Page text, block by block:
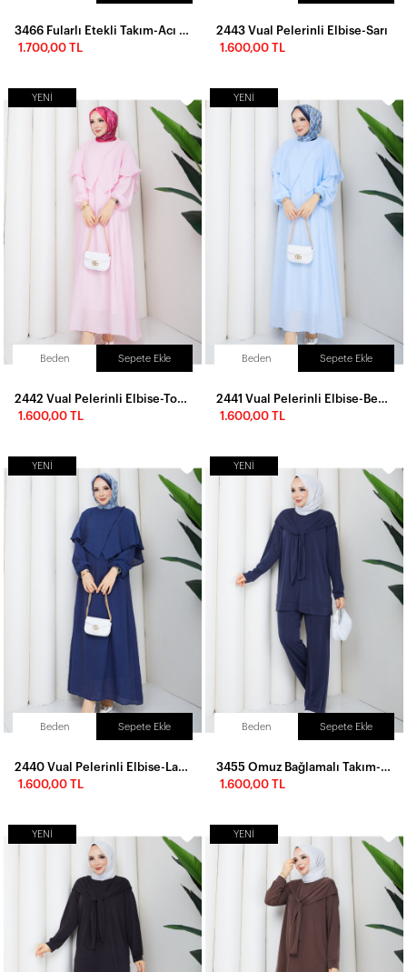
1.700,00 TL
2443 Vual Pelerinli Elbise-Sarı
1.600,00 TL
YENI
Beden Sepete Ekle
1.600,00 TL
YENI
Beden Sepete Ekle
1.600,00 TL
YENI
Beden Sepete Ekle
1.600,00 TL
YENI
Beden Sepete Ekle
1.600,00 TL
YENI YENI